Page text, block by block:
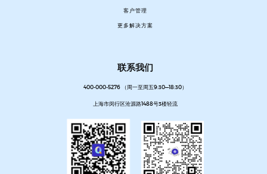
客户管理
更多解决方案
联系我们
400-000-5276 （周一至周五9:30—18:30）
上海市闵行区沧源路1488号3楼轻流